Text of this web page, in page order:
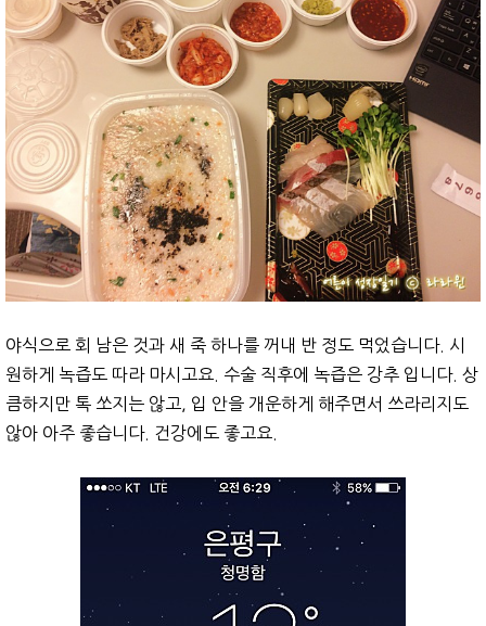
야식으로 회 남은 것과 새 죽 하나를 꺼내 반 정도 먹었습니다. 시
원하게 녹즙도 따라 마시고요. 수술 직후에 녹즙은 강추 입니다. 상
큼하지만 톡 쏘지는 않고, 입 안을 개운하게 해주면서 쓰라리지도
않아 아주 좋습니다. 건강에도 좋고요.